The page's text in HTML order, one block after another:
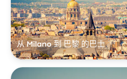
从 Milano 到 巴黎 的巴士